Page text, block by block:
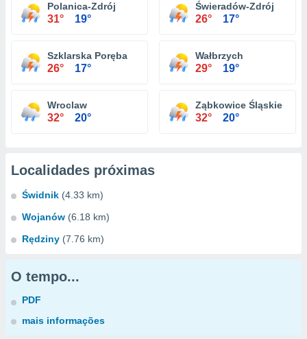
Polanica-Zdrój
31° 19°
Świeradów-Zdrój
26° 17°
Szklarska Poręba
26° 17°
Wałbrzych
29° 19°
Wroclaw
32° 20°
Ząbkowice Śląskie
32° 20°
Localidades próximas
Świdnik (4.33 km)
Wojanów (6.18 km)
Rędziny (7.76 km)
O tempo...
PDF
mais informações